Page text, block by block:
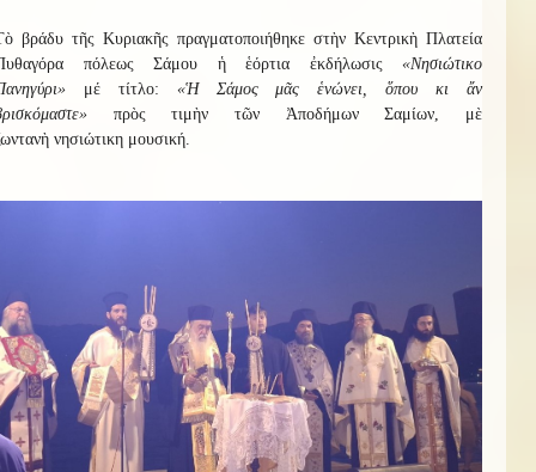
βράδυ τῆς Κυριακῆς πραγματοποιήθηκε στὴν Κεντρικὴ Πλατεία
πόλεως Σάμου ἡ ἑόρτια ἐκδήλωσις «Νησιώτικο
μέ τίτλο: «Ἡ
Σάμος μᾶς ἑνώνει, ὅπου κι ἄν
»
πρὸς τιμὴν τῶν Ἀποδήμων Σαμίων, μὲ
νησιώτικη μουσική.